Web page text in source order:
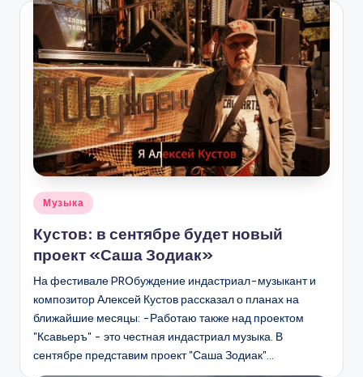
Опубликовано
Музыка
Кустов: в сентябре будет новый
проект «Саша Зодиак»
На фестивале PROбуждение индастриал-музыкант и
композитор Алексей Кустов рассказал о планах на
ближайшие месяцы: -Работаю также над проектом
"Ксавьеръ" - это честная индастриал музыка. В
сентябре представим проект "Саша Зодиак"…